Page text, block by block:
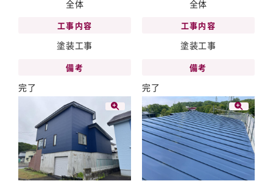
全体
工事内容
塗装工事
備考
完了
全体
工事内容
塗装工事
備考
完了